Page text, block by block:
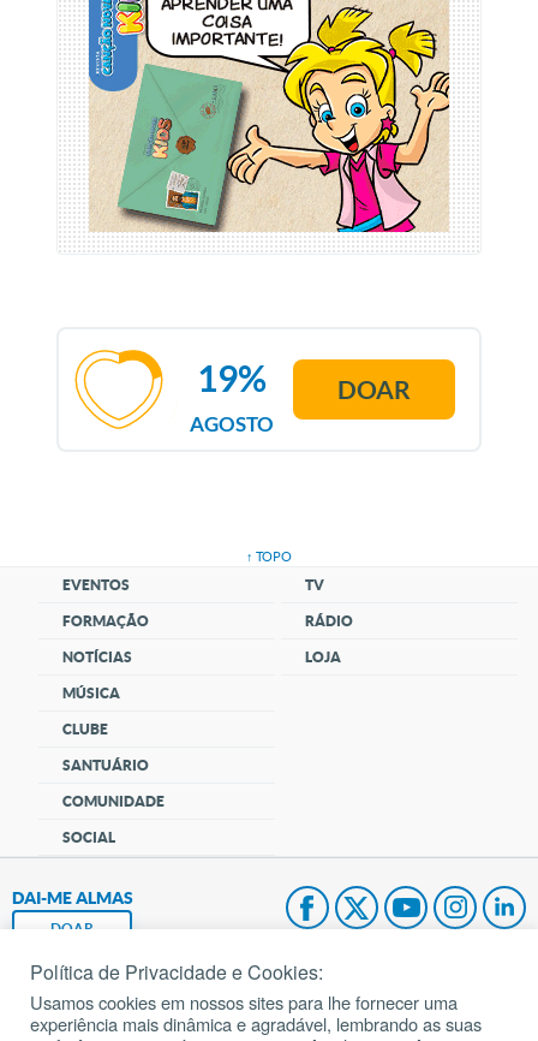
AGOSTO
19% DOAR
↑ TOPO
EVENTOS
FORMAÇÃO
NOTÍCIAS
MÚSICA
CLUBE
SANTUÁRIO
COMUNIDADE
SOCIAL
TV
RÁDIO
LOJA
DAI-ME ALMAS
DOAR
Fundação João Paulo II
Pedido de Oração
Política de Privacidade e Cookies:
Usamos cookies em nossos sites para lhe fornecer uma
experiência mais dinâmica e agradável, lembrando as suas